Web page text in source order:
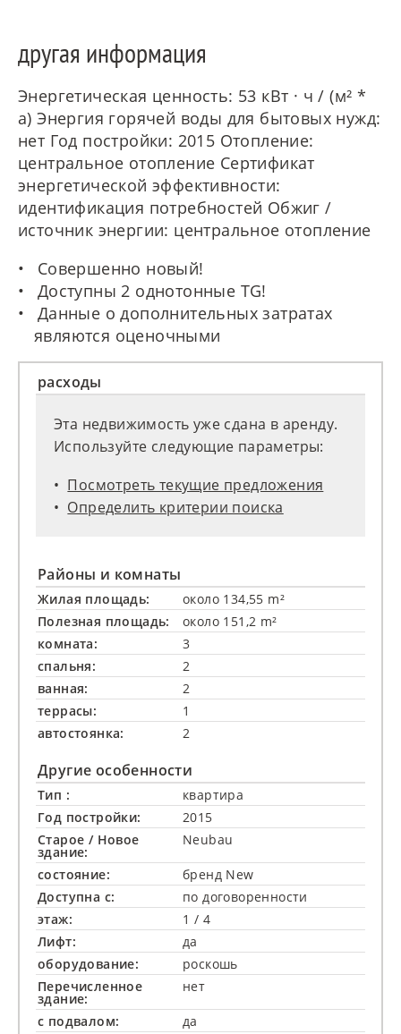
другая информация
Энергетическая ценность: 53 кВт · ч / (м² *
a) Энергия горячей воды для бытовых нужд:
нет Год постройки: 2015 Отопление:
центральное отопление Сертификат
энергетической эффективности:
идентификация потребностей Обжиг /
источник энергии: центральное отопление
Совершенно новый!
Доступны 2 однотонные TG!
Данные о дополнительных затратах
являются оценочными
расходы
Эта недвижимость уже сдана в аренду.
Используйте следующие параметры:
Посмотреть текущие предложения
Определить критерии поиска
Районы и комнаты
Жилая площадь:
около 134,55 m²
Полезная площадь:
около 151,2 m²
комната:
3
спальня:
2
ванная:
2
террасы:
1
автостоянка:
2
Другие особенности
Тип :
квартира
Год постройки:
2015
Старое / Новое
здание:
Neubau
состояние:
бренд New
Доступна с:
по договоренности
этаж:
1 / 4
Лифт:
да
оборудование:
роскошь
Перечисленное
здание:
нет
с подвалом:
да